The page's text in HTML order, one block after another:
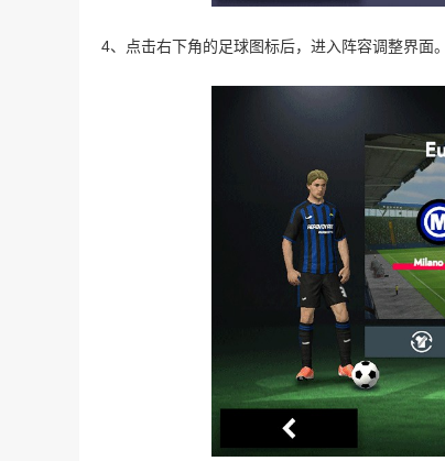
4、点击右下角的足球图标后，进入阵容调整界面